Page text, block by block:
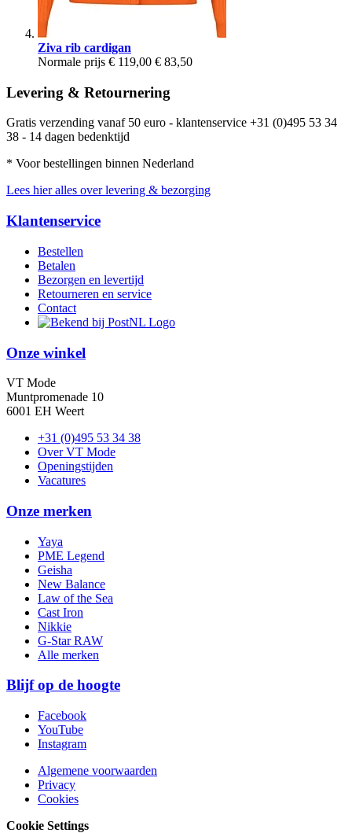
Ziva rib cardigan
Normale prijs € 119,00 € 83,50
Levering & Retournering
Gratis verzending vanaf 50 euro - klantenservice +31 (0)495 53 34
38 - 14 dagen bedenktijd
* Voor bestellingen binnen Nederland
Lees hier alles over levering & bezorging
Klantenservice
Bestellen
Betalen
Bezorgen en levertijd
Retourneren en service
Contact
Onze winkel
VT Mode
Muntpromenade 10
6001 EH Weert
+31 (0)495 53 34 38
Over VT Mode
Openingstijden
Vacatures
Onze merken
Yaya
PME Legend
Geisha
New Balance
Law of the Sea
Cast Iron
Nikkie
G-Star RAW
Alle merken
Blijf op de hoogte
Facebook
YouTube
Instagram
Algemene voorwaarden
Privacy
Cookies
Cookie Settings